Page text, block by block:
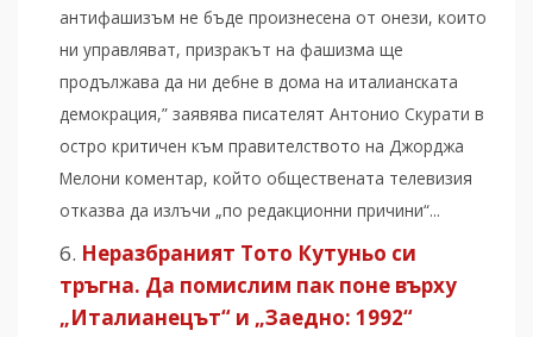
антифашизъм не бъде произнесена от онези, които
ни управляват, призракът на фашизма ще
продължава да ни дебне в дома на италианската
демокрация,” заявява писателят Антонио Скурати в
остро критичен към правителството на Джорджа
Мелони коментар, който обществената телевизия
отказва да излъчи „по редакционни причини“...
Неразбраният Тото Кутуньо си
тръгна. Да помислим пак поне върху
„Италианецът“ и „Заедно: 1992“